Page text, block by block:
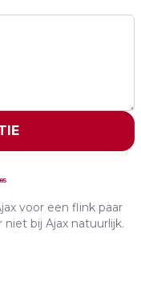
voor een flink paar
bij Ajax natuurlijk.